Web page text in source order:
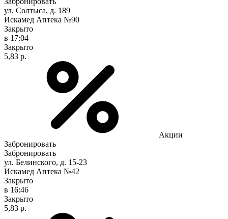
ул. Солтыса, д. 189
Искамед Аптека №90
Закрыто
в 17:04
Закрыто
5,83 р.
Акции
Забронировать
Забронировать
ул. Белинского, д. 15-23
Искамед Аптека №42
Закрыто
в 16:46
Закрыто
5,83 р.